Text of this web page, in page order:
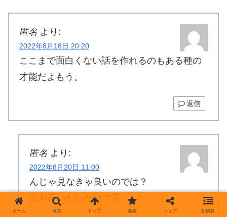
匿名 より:
2022年8月18日 20:20
ここまで面白くない話を作れるのもある種の
才能だよもう。
返信
匿名 より:
2022年8月20日 11:00
んじゃ見なきゃ良いのでは？
文句言いたいだけで草
ホーム 検索 トップ 新着 シェア 新情報